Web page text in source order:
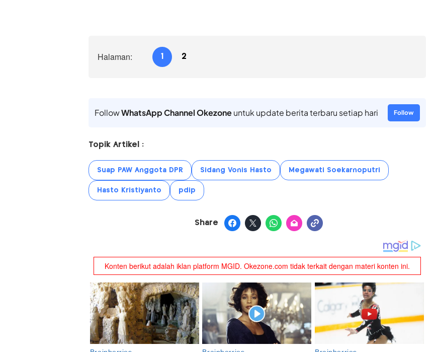
Halaman: 1 2
FollowWhatsApp Channel Okezoneuntuk update berita terbaru setiap hari Follow
Topik Artikel :
Suap PAW Anggota DPR Sidang Vonis Hasto Megawati Soekarnoputri
Hasto Kristiyanto pdip
Share